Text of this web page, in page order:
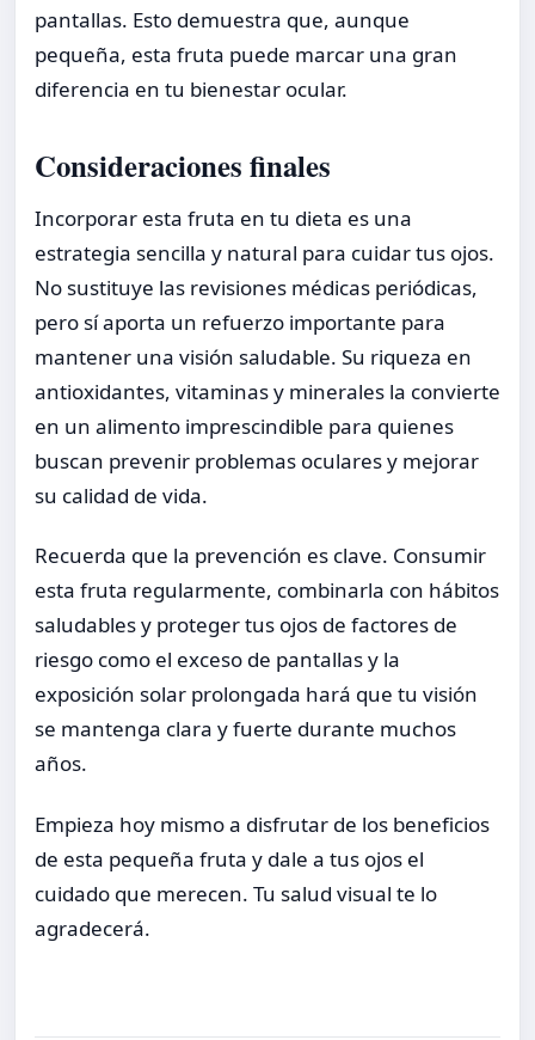
pantallas. Esto demuestra que, aunque
pequeña, esta fruta puede marcar una gran
diferencia en tu bienestar ocular.
Consideraciones finales
Incorporar esta fruta en tu dieta es una
estrategia sencilla y natural para cuidar tus ojos.
No sustituye las revisiones médicas periódicas,
pero sí aporta un refuerzo importante para
mantener una visión saludable. Su riqueza en
antioxidantes, vitaminas y minerales la convierte
en un alimento imprescindible para quienes
buscan prevenir problemas oculares y mejorar
su calidad de vida.
Recuerda que la prevención es clave. Consumir
esta fruta regularmente, combinarla con hábitos
saludables y proteger tus ojos de factores de
riesgo como el exceso de pantallas y la
exposición solar prolongada hará que tu visión
se mantenga clara y fuerte durante muchos
años.
Empieza hoy mismo a disfrutar de los beneficios
de esta pequeña fruta y dale a tus ojos el
cuidado que merecen. Tu salud visual te lo
agradecerá.